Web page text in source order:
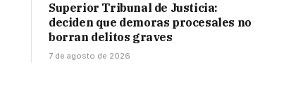
Superior Tribunal de Justicia:
deciden que demoras procesales no
borran delitos graves
7 de agosto de 2026